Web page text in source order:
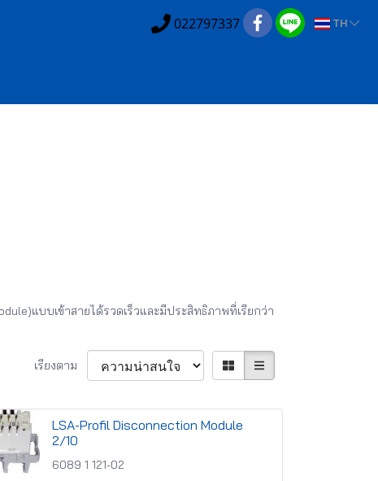
022797337 TH
แบบเข้าสายได้รวดเร็วและมีประสิทธิภาพที่เรียกว่า
เรียงตาม
LSA-Profil Disconnection Module
2/10
6089 1 121-02